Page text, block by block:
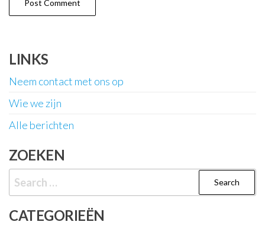
LINKS
Neem contact met ons op
Wie we zijn
Alle berichten
ZOEKEN
Search
for:
CATEGORIEËN